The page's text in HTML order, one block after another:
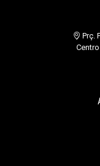
Prç.